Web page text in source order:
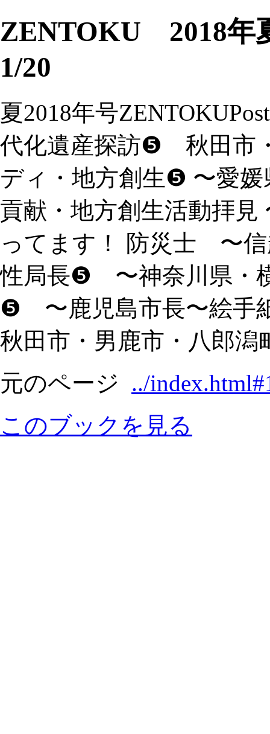
ZENTOKU 2018年
1/20
夏2018年号
代化遺産探訪❺ 秋田市
ディ・地方創生❺ 〜愛
貢献・地方創生活動拝見
ってます！ 防災士 〜信
性局長❺ 〜神奈川県・
❺ 〜鹿児島市長〜絵手
秋田市・男鹿市・八郎
元のページ ../
このブックを見る